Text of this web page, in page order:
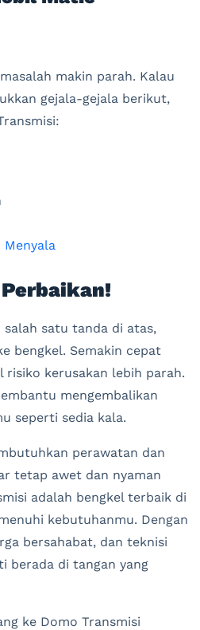
makin parah. Kalau
gejala-gejala berikut,
salah satu tanda di atas,
bengkel. Semakin cepat
risiko kerusakan lebih parah.
mengembalikan
seperti sedia kala.
perawatan dan
tetap awet dan nyaman
adalah bengkel terbaik di
kebutuhanmu. Dengan
bersahabat, dan teknisi
berada di tangan yang
ke Domo Transmisi